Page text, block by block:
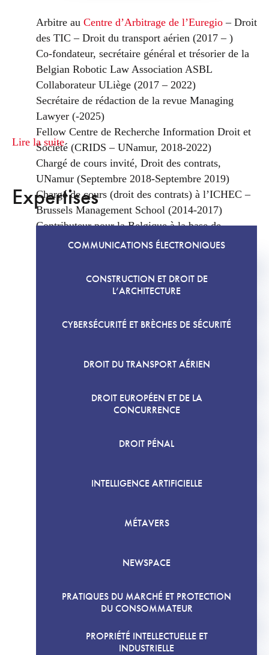
Arbitre au Centre d’Arbitrage de l’Euregio – Droit
des TIC – Droit du transport aérien (2017 – )
Co-fondateur, secrétaire général et trésorier de la
Belgian Robotic Law Association ASBL
Collaborateur ULiège (2017 – 2022)
Secrétaire de rédaction de la revue Managing
Lawyer (-2025)
Fellow Centre de Recherche Information Droit et
Société (CRIDS – UNamur, 2018-2022)
Chargé de cours invité, Droit des contrats,
UNamur (Septembre 2018-Septembre 2019)
Chargé de cours (droit des contrats) à l’ICHEC –
Brussels Management School (2014-2017)
Contributeur pour la Belgique à la base de
données KLUWER IP LAW (Droit d’auteur)
Lire la suite
Expertises
COMMUNICATIONS ÉLECTRONIQUES
CONSTRUCTION ET DROIT DE
L’ARCHITECTURE
CYBERSÉCURITÉ ET BRÈCHES DE SÉCURITÉ
DROIT DU TRANSPORT AÉRIEN
DROIT EUROPÉEN ET DE LA
CONCURRENCE
DROIT PÉNAL
INTELLIGENCE ARTIFICIELLE
MÉTAVERS
NEWSPACE
PRATIQUES DU MARCHÉ ET PROTECTION
DU CONSOMMATEUR
PROPRIÉTÉ INTELLECTUELLE ET
INDUSTRIELLE